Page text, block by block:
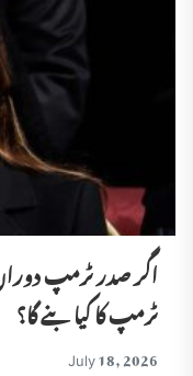
اگر صدر ٹرمپ
ٹرمپ کا کیا بنے گا؟
July 18, 2026